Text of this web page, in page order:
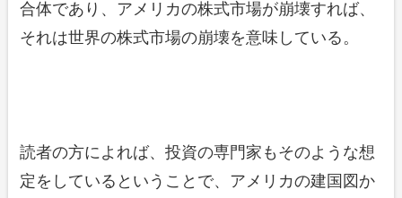
合体であり、アメリカの株式市場が崩壊すれば、
それは世界の株式市場の崩壊を意味している。
読者の方によれば、投資の専門家もそのような想
定をしているということで、アメリカの建国図か